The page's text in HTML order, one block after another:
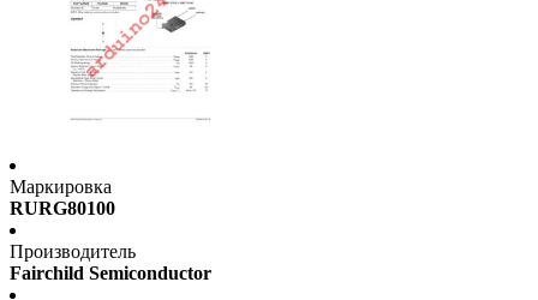
Маркировка
RURG80100
Производитель
Fairchild Semiconductor